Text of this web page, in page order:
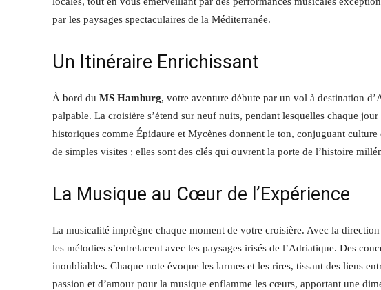
par les paysages spectaculaires de la Méditerranée.
Un Itinéraire Enrichissant
À bord du MS Hamburg, votre aventure débute par un vol à destination
palpable. La croisière s’étend sur neuf nuits, pendant lesquelles chaque
historiques comme Épidaure et Mycènes donnent le ton, conjuguant
de simples visites ; elles sont des clés qui ouvrent la porte de l’histoire
La Musique au Cœur de l’Expérience
La musicalité imprègne chaque moment de votre croisière. Avec la
les mélodies s’entrelacent avec les paysages irisés de l’Adriatique. Des
inoubliables. Chaque note évoque les larmes et les rires, tissant des liens
passion et d’amour pour la musique enflamme les cœurs, apportant une